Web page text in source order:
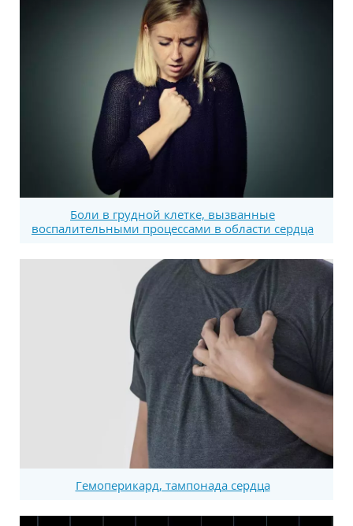
Боли в грудной клетке, вызванные
воспалительными процессами в области сердца
Гемоперикард, тампонада сердца